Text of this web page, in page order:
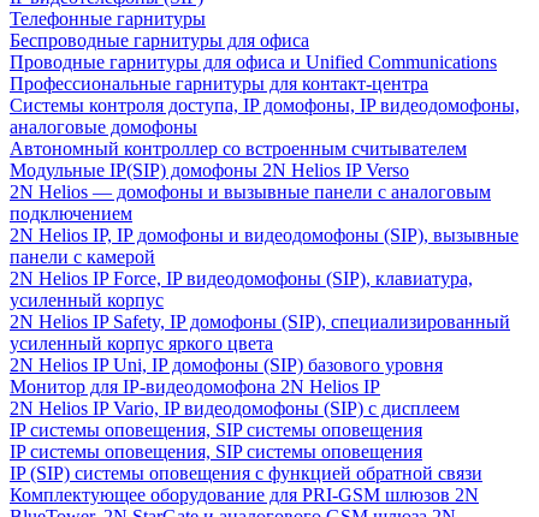
Телефонные гарнитуры
Беспроводные гарнитуры для офиса
Проводные гарнитуры для офиса и Unified Communications
Профессиональные гарнитуры для контакт-центра
Системы контроля доступа, IP домофоны, IP видеодомофоны,
аналоговые домофоны
Автономный контроллер со встроенным считывателем
Модульные IP(SIP) домофоны 2N Helios IP Verso
2N Helios — домофоны и вызывные панели с аналоговым
подключением
2N Helios IP, IP домофоны и видеодомофоны (SIP), вызывные
панели с камерой
2N Helios IP Force, IP видеодомофоны (SIP), клавиатура,
усиленный корпус
2N Helios IP Safety, IP домофоны (SIP), специализированный
усиленный корпус яркого цвета
2N Helios IP Uni, IP домофоны (SIP) базового уровня
Монитор для IP-видеодомофона 2N Helios IP
2N Helios IP Vario, IP видеодомофоны (SIP) с дисплеем
IP системы оповещения, SIP системы оповещения
IP системы оповещения, SIP системы оповещения
IP (SIP) системы оповещения с функцией обратной связи
Комплектующее оборудование для PRI-GSM шлюзов 2N